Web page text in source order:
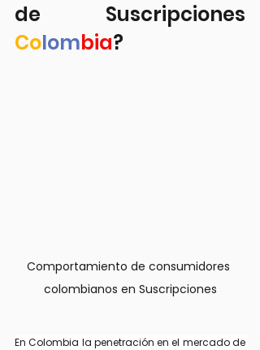
Colombia?
Comportamiento de consumidores
colombianos en Suscripciones
En Colombia la penetración en el mercado de